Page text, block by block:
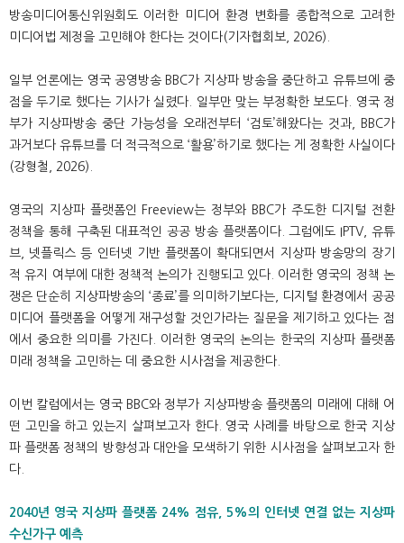
방송미디어통신위원회도 이러한 미디어 환경 변화를 종합적으로 고려한
미디어법 제정을 고민해야 한다는 것이다(기자협회보, 2026).
일부 언론에는 영국 공영방송 BBC가 지상파 방송을 중단하고 유튜브에 중
점을 두기로 했다는 기사가 실렸다. 일부만 맞는 부정확한 보도다. 영국 정
부가 지상파방송 중단 가능성을 오래전부터 ‘검토’해왔다는 것과, BBC가
과거보다 유튜브를 더 적극적으로 ‘활용’하기로 했다는 게 정확한 사실이다
(강형철, 2026).
영국의 지상파 플랫폼인 Freeview는 정부와 BBC가 주도한 디지털 전환
정책을 통해 구축된 대표적인 공공 방송 플랫폼이다. 그럼에도 IPTV, 유튜
브, 넷플릭스 등 인터넷 기반 플랫폼이 확대되면서 지상파 방송망의 장기
적 유지 여부에 대한 정책적 논의가 진행되고 있다. 이러한 영국의 정책 논
쟁은 단순히 지상파방송의 ‘종료’를 의미하기보다는, 디지털 환경에서 공공
미디어 플랫폼을 어떻게 재구성할 것인가라는 질문을 제기하고 있다는 점
에서 중요한 의미를 가진다. 이러한 영국의 논의는 한국의 지상파 플랫폼
미래 정책을 고민하는 데 중요한 시사점을 제공한다.
이번 칼럼에서는 영국 BBC와 정부가 지상파방송 플랫폼의 미래에 대해 어
떤 고민을 하고 있는지 살펴보고자 한다. 영국 사례를 바탕으로 한국 지상
파 플랫폼 정책의 방향성과 대안을 모색하기 위한 시사점을 살펴보고자 한
다.
2040년 영국 지상파 플랫폼 24% 점유, 5%의 인터넷 연결 없는 지상파
수신가구 예측